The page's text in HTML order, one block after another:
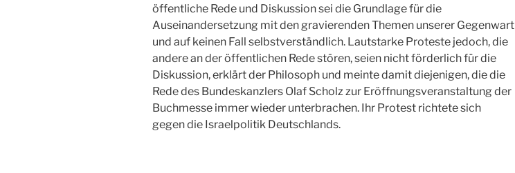
öffentliche Rede und Diskussion sei die Grundlage für die
Auseinandersetzung mit den gravierenden Themen unserer Gegenwart
und auf keinen Fall selbstverständlich. Lautstarke Proteste jedoch, die
andere an der öffentlichen Rede stören, seien nicht förderlich für die
Diskussion, erklärt der Philosoph und meinte damit diejenigen, die die
Rede des Bundeskanzlers Olaf Scholz zur Eröffnungsveranstaltung der
Buchmesse immer wieder unterbrachen. Ihr Protest richtete sich
gegen die Israelpolitik Deutschlands.